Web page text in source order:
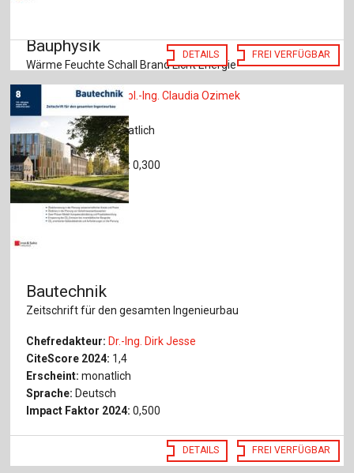
Bauphysik
Wärme Feuchte Schall Brand Licht Energie
Chefredakteurin:Dipl.-Ing. Claudia Ozimek
CiteScore 2024:0,7
Erscheint:zweimonatlich
Sprache:Deutsch
Impact Faktor 2024: 0,300
DETAILS FREI VERFÜGBAR
Bautechnik
Zeitschrift für den gesamten Ingenieurbau
Chefredakteur:Dr.-Ing. Dirk Jesse
CiteScore 2024: 1,4
Erscheint: monatlich
Sprache: Deutsch
Impact Faktor 2024: 0,500
DETAILS FREI VERFÜGBAR